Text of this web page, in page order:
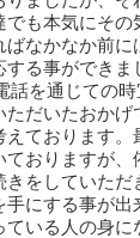
でも本気にその
ばなかなか前に
する事ができま
話を通じての
ただいたおかげ
えております。
ておりますが、
きをしていただ
にする事が出
ている人の身に